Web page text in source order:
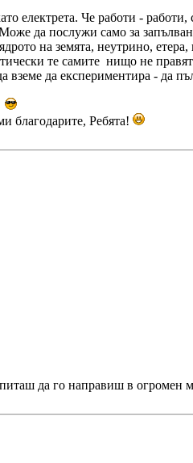
електрета. Че работи -
да послужи само за
на земята, неутрино,
те самите нищо не
вземе да експериментира - да
благодарите, Ребята!
да го направиш в